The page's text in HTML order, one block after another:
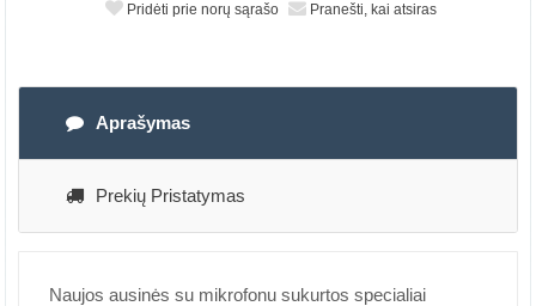
Pridėti prie norų sąrašo Pranešti, kai atsiras
Aprašymas
Prekių Pristatymas
Naujos ausinės su mikrofonu sukurtos specialiai